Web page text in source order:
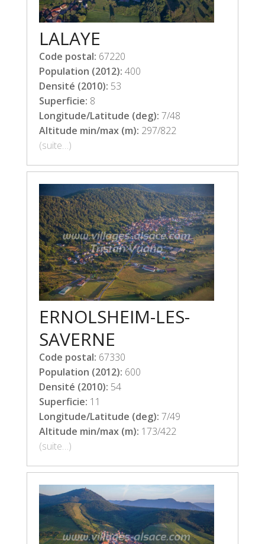
LALAYE
Code postal: 67220
Population (2012): 400
Densité (2010): 53
Superficie: 8
Longitude/Latitude (deg): 7/48
Altitude min/max (m): 297/822
(suite…)
ERNOLSHEIM-LES-
SAVERNE
Code postal: 67330
Population (2012): 600
Densité (2010): 54
Superficie: 11
Longitude/Latitude (deg): 7/49
Altitude min/max (m): 173/422
(suite…)